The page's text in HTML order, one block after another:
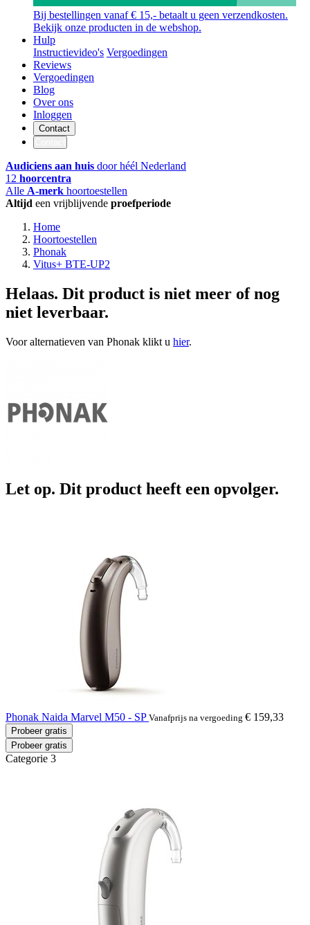
Bij bestellingen vanaf € 15,- betaalt u geen verzendkosten.
Bekijk onze producten in de webshop.
Hulp
Instructievideo's Vergoedingen
Reviews
Vergoedingen
Blog
Over ons
Inloggen
Contact
Audiciens aan huis door héél Nederland
12 hoorcentra
Alle A-merk hoortoestellen
Altijd een vrijblijvende proefperiode
Home
Hoortoestellen
Phonak
Vitus+ BTE-UP2
Helaas. Dit product is niet meer of nog
niet leverbaar.
Voor alternatieven van Phonak klikt u hier.
Let op. Dit product heeft een opvolger.
Phonak Naida Marvel M50 - SP Vanafprijs na vergoeding € 159,33
Probeer gratis
Probeer gratis
Categorie 3